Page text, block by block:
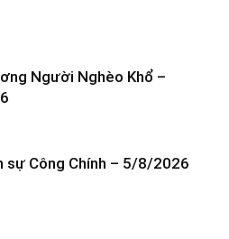
Người Nghèo Khổ –
sự Công Chính – 5/8/2026